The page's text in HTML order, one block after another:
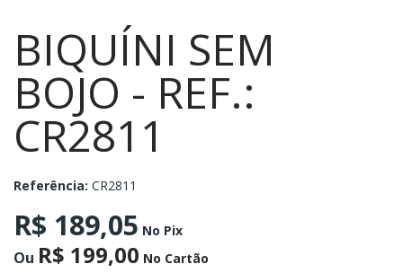
BIQUÍNI SEM
BOJO - REF.:
CR2811
Referência: CR2811
R$ 189,05 No Pix
Ou R$ 199,00 No Cartão